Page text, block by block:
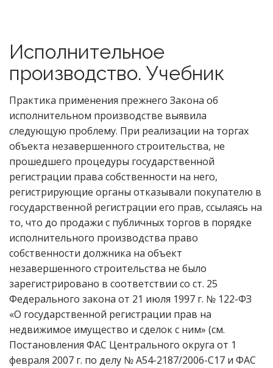
Исполнительное
производство. Учебник
Практика применения прежнего Закона об
исполнительном производстве выявила
следующую проблему. При реализации на торгах
объекта незавершенного строительства, не
прошедшего процедуры государственной
регистрации права собственности на него,
регистрирующие органы отказывали покупателю в
государственной регистрации его прав, ссылаясь на
то, что до продажи с публичных торгов в порядке
исполнительного производства право
собственности должника на объект
незавершенного строительства не было
зарегистрировано в соответствии со ст. 25
Федерального закона от 21 июля 1997 г. № 122-ФЗ
«О государственной регистрации прав на
недвижимое имущество и сделок с ним» (см.
Постановления ФАС Центрального округа от 1
февраля 2007 г. по делу № А54-2187/2006-С17 и ФАС